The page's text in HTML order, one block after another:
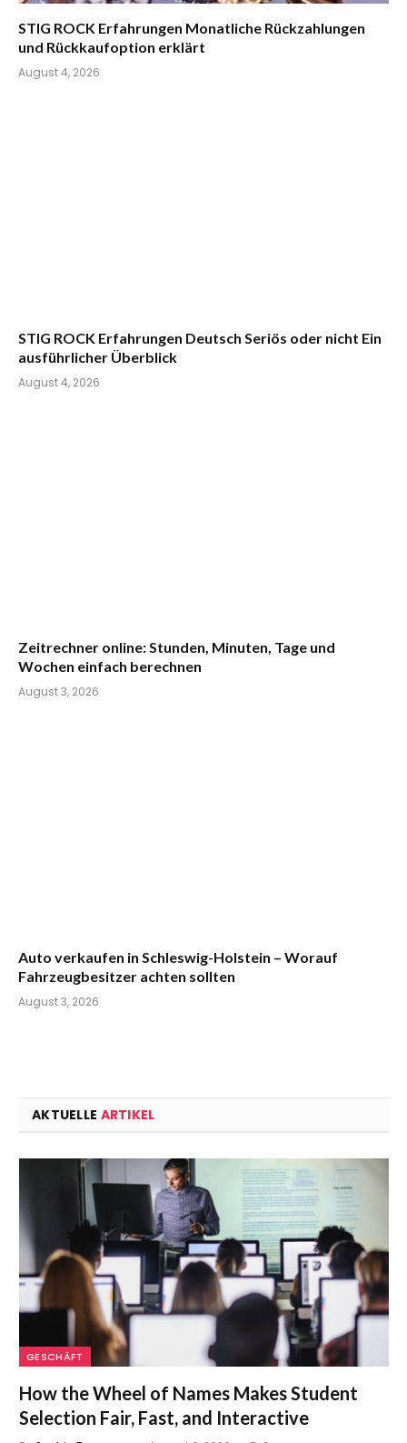
STIG ROCK Erfahrungen Monatliche Rückzahlungen
und Rückkaufoption erklärt
August 4, 2026
STIG ROCK Erfahrungen Deutsch Seriös oder nicht Ein
ausführlicher Überblick
August 4, 2026
Zeitrechner online: Stunden, Minuten, Tage und
Wochen einfach berechnen
August 3, 2026
Auto verkaufen in Schleswig-Holstein – Worauf
Fahrzeugbesitzer achten sollten
August 3, 2026
AKTUELLE ARTIKEL
GESCHÄFT
How the Wheel of Names Makes Student
Selection Fair, Fast, and Interactive